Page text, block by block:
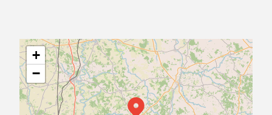
+
−